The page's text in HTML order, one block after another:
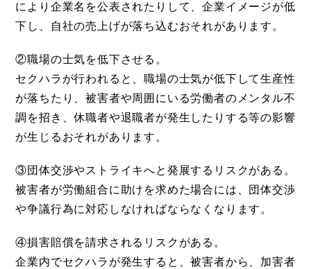
により企業名を公表されたりして、企業イメージが低
下し、自社の売上げが落ち込むおそれがあります。
②職場の士気を低下させる。
セクハラが行われると、職場の士気が低下して生産性
が落ちたり、被害者や周囲にいる労働者のメンタル不
調を招き、休職者や退職者が発生したりする等の影響
が生じるおそれがあります。
③団体交渉やストライキへと発展するリスクがある。
被害者が労働組合に助けを求めた場合には、団体交渉
や争議行為に対応しなければならなくなります。
④損害賠償を請求されるリスクがある。
企業内でセクハラが発生すると、被害者から、加害者